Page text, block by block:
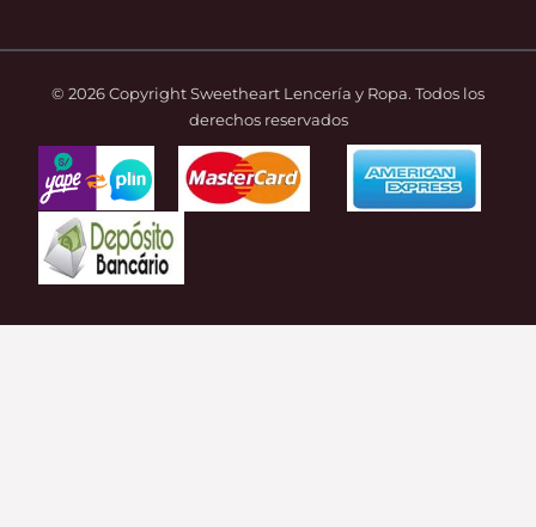
© 2026 Copyright Sweetheart Lencería y Ropa. Todos los
derechos reservados